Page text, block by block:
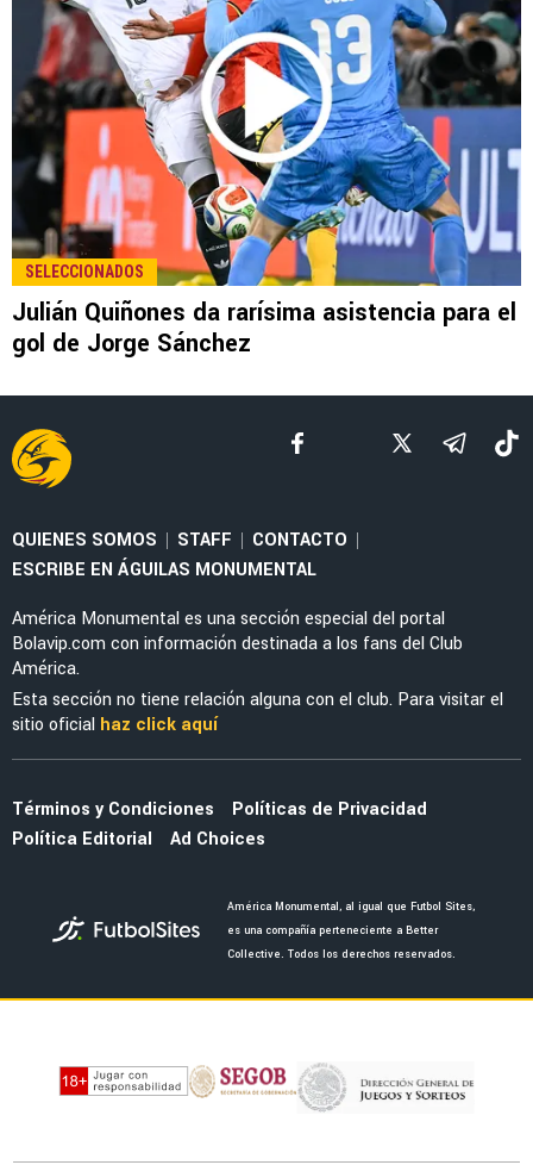
LEE TAMBIÉN
EX AMÉRICA
Jorge Sánchez reveló lo más complicado del
triunfo de México sobre Ecuador en el Mundial
EX-AMERICANISTAS